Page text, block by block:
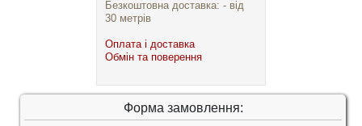
Безкоштовна доставка: - від
30 метрів
Оплата і доставка
Обмін та поверення
Форма замовлення: